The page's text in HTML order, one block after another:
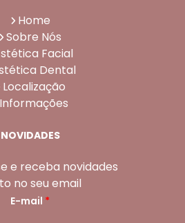
Home
Sobre Nós
Facial
Dental
Localização
Informações
NOVIDADES
e receba novidades
no seu email
E-mail *